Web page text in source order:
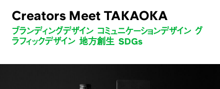
Creators Meet TAKAOKA
ブランディングデザイン コミュニケーションデザイン グ
ラフィックデザイン 地方創生 SDGs